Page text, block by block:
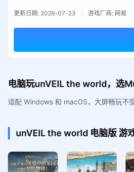
更新日期: 2026-07-23 游戏厂商: 网易
电脑玩unVEIL the world，选
适配 Windows 和 macOS，大屏畅玩不受
unVEIL the world 电脑版游